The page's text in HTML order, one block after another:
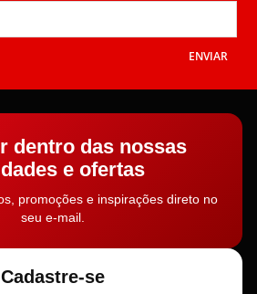
ENVIAR
dentro das nossas
e ofertas
promoções e inspirações direto no
seu e-mail.
Cadastre-se